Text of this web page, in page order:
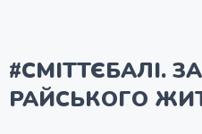
#СМІТТЄБАЛІ.
РАЙСЬКОГО